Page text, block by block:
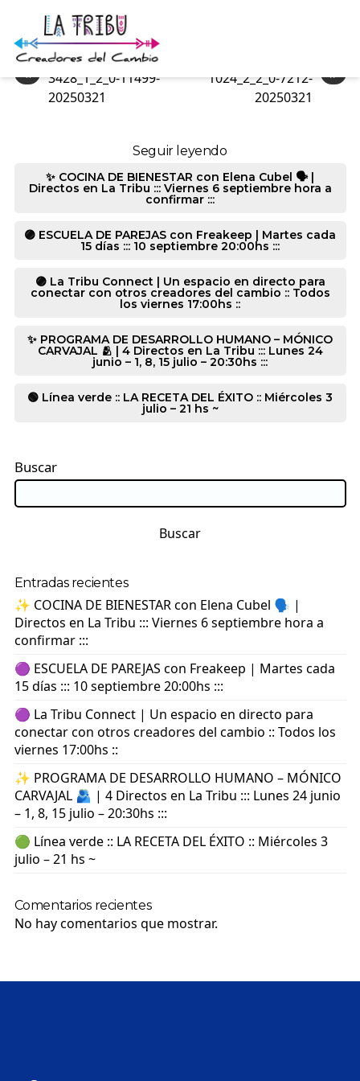
3373_3_2_2-7212-20250321
«
3428_1_2_0-11499-
20250321
»
1024_2_2_0-7212-
20250321
Seguir leyendo
✨ COCINA DE BIENESTAR con Elena Cubel 🗣️ |
Directos en La Tribu ::: Viernes 6 septiembre hora a
confirmar :::
🟣 ESCUELA DE PAREJAS con Freakeep | Martes cada
15 días ::: 10 septiembre 20:00hs :::
🟣 La Tribu Connect | Un espacio en directo para
conectar con otros creadores del cambio :: Todos
los viernes 17:00hs ::
✨ PROGRAMA DE DESARROLLO HUMANO – MÓNICO
CARVAJAL 🫂 | 4 Directos en La Tribu ::: Lunes 24
junio – 1, 8, 15 julio – 20:30hs :::
🟢 Línea verde :: LA RECETA DEL ÉXITO :: Miércoles 3
julio – 21 hs ~
Buscar
Buscar
Entradas recientes
✨ COCINA DE BIENESTAR con Elena Cubel 🗣️ |
Directos en La Tribu ::: Viernes 6 septiembre hora a
confirmar :::
🟣 ESCUELA DE PAREJAS con Freakeep | Martes cada
15 días ::: 10 septiembre 20:00hs :::
🟣 La Tribu Connect | Un espacio en directo para
conectar con otros creadores del cambio :: Todos los
viernes 17:00hs ::
✨ PROGRAMA DE DESARROLLO HUMANO – MÓNICO
CARVAJAL 🫂 | 4 Directos en La Tribu ::: Lunes 24 junio
– 1, 8, 15 julio – 20:30hs :::
🟢 Línea verde :: LA RECETA DEL ÉXITO :: Miércoles 3
julio – 21 hs ~
Comentarios recientes
No hay comentarios que mostrar.